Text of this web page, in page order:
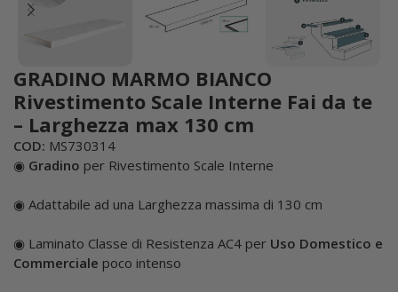
GRADINO MARMO BIANCO
Rivestimento Scale Interne Fai da te
– Larghezza max 130 cm
COD: MS730314
◉ Gradino per Rivestimento Scale Interne
◉ Adattabile ad una Larghezza massima di 130 cm
◉ Laminato Classe di Resistenza AC4 per Uso Domestico e
Commerciale poco intenso